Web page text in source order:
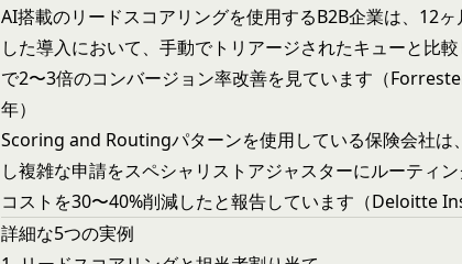
AI搭載のリードスコアリングを使用するB2B企業は、12
した導入において、手動でトリアージされたキューと比
で2〜3倍のコンバージョン率改善を見ています（
年）
Scoring and Routingパターンを使用している保険会社は
し複雑な申請をスペシャリストアジャスターにルーティ
コストを30〜40%削減したと報告しています（Deloitte
詳細な5つの実例